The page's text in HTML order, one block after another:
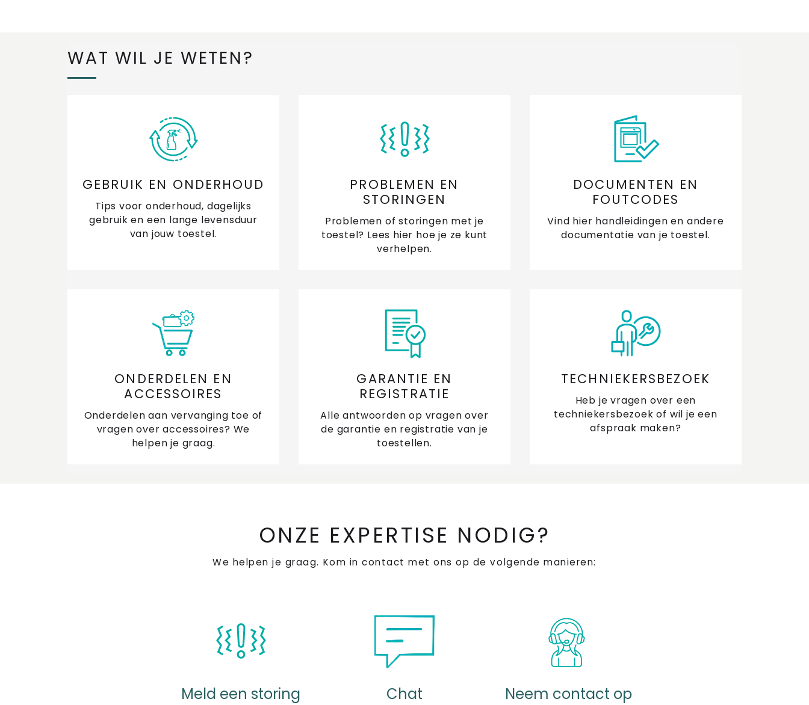
WAT WIL JE WETEN?
GEBRUIK EN ONDERHOUD
Tips voor onderhoud, dagelijks
gebruik en een lange levensduur
van jouw toestel.
PROBLEMEN EN
STORINGEN
Problemen of storingen met je
toestel? Lees hier hoe je ze kunt
verhelpen.
DOCUMENTEN EN
FOUTCODES
Vind hier handleidingen en andere
documentatie van je toestel.
ONDERDELEN EN
ACCESSOIRES
Onderdelen aan vervanging toe of
vragen over accessoires? We
helpen je graag.
GARANTIE EN
REGISTRATIE
Alle antwoorden op vragen over
de garantie en registratie van je
toestellen.
TECHNIEKERSBEZOEK
Heb je vragen over een
techniekersbezoek of wil je een
afspraak maken?
ONZE EXPERTISE NODIG?
We helpen je graag. Kom in contact met ons op de volgende manieren:
Meld een storing Chat
Neem contact op